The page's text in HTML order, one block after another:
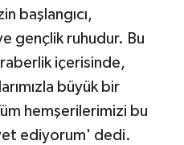
başlangıcı,
gençlik ruhudur. Bu
içerisinde,
büyük bir
hemşerilerimizi bu
ediyorum' dedi.